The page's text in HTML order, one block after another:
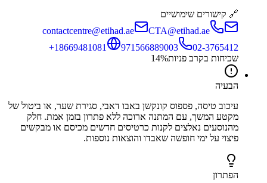
🔗 קישורים שימושיים
contactcentre@etihad.ae
CTA@etihad.ae
+18669481081
971566889003
02-3765412
שכיחות בקרב פניות
14%
הבעיה
עיכוב טיסה, פספוס קונקשן באבו דאבי, סגירת שער, או ביטול של
מקטע המשך, עם המתנה ארוכה ללא פתרון בזמן אמת. חלק
מהנוסעים נאלצים לקנות כרטיסים חדשים מכיסם או מבקשים
פיצוי על ימי חופשה שאבדו והוצאות נוספות.
הפתרון